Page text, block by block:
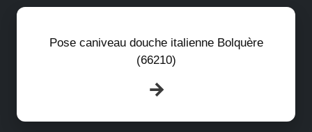
Pose caniveau douche italienne Bolquère
(66210)